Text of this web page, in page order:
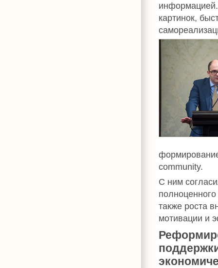
картинок,
community.
С ним
также роста
мотивации и